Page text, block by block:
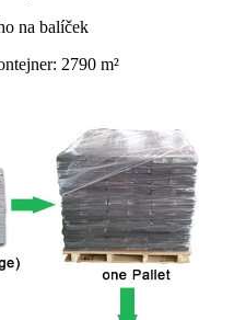
na balíček
2790 m²